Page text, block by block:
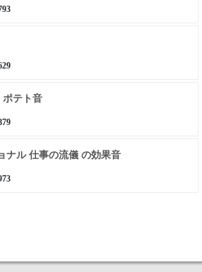
ポテト音
ナル 仕事の流儀 の効果音